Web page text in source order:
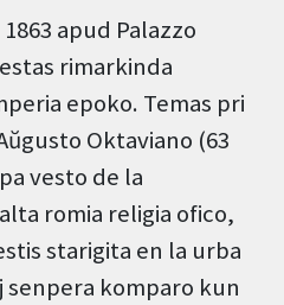
apud Palazzo
rimarkinda
epoko. Temas pri
Oktaviano (63
vesto de la
romia religia ofico,
starigita en la urba
komparo kun